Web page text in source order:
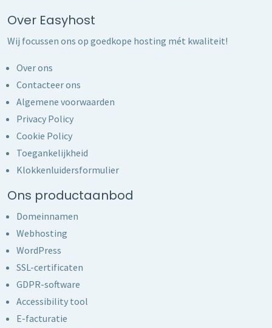
Over Easyhost
Wij focussen ons op goedkope hosting mét kwaliteit!
Over ons
Contacteer ons
Algemene voorwaarden
Privacy Policy
Cookie Policy
Toegankelijkheid
Klokkenluidersformulier
Ons productaanbod
Domeinnamen
Webhosting
WordPress
SSL-certificaten
GDPR-software
Accessibility tool
E-facturatie